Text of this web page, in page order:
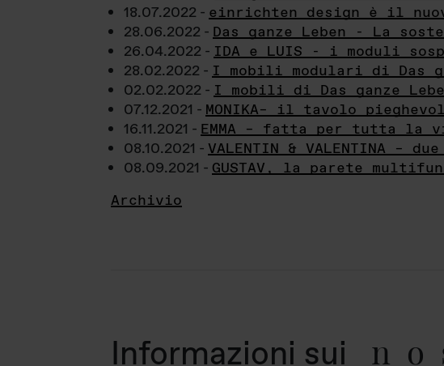
18.07.2022 - einrichten design è il
28.06.2022 - Das ganze Leben - La
26.04.2022 - IDA e LUIS - i moduli
28.02.2022 - I mobili modulari di Das
02.02.2022 - I mobili di Das ganze
07.12.2021 - MONIKA– il tavolo
16.11.2021 - EMMA – fatta per tutta la
08.10.2021 - VALENTIN & VALENTINA –
08.09.2021 - GUSTAV, la parete
Archivio
Informazioni sui